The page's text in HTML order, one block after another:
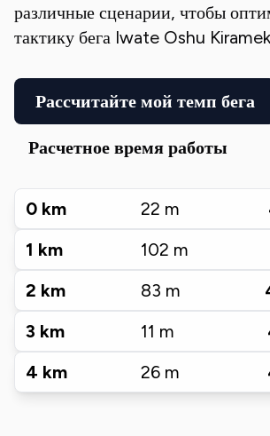
различные сценарии, чтобы
тактику бега Iwate Oshu
Рассчитайте мой темп бега
Расчетное время работы
0 km 22 m
1 km 102 m
2 km 83 m
3 km 11 m
4 km 26 m